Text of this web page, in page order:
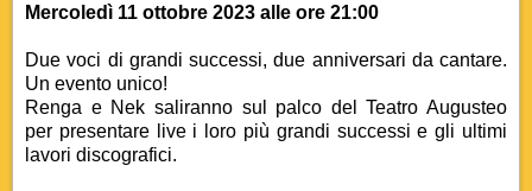
Mercoledì 11 ottobre 2023 alle ore 21:00
Due voci di grandi successi, due anniversari da cantare.
Un evento unico!
Renga e Nek saliranno sul palco del Teatro Augusteo
per presentare live i loro più grandi successi e gli ultimi
lavori discografici.